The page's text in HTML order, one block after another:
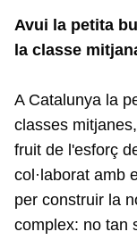
Avui la petita
la classe
A Catalunya la
classes
fruit de l'esforç
col·laborat amb
per construir la
complex: no tan